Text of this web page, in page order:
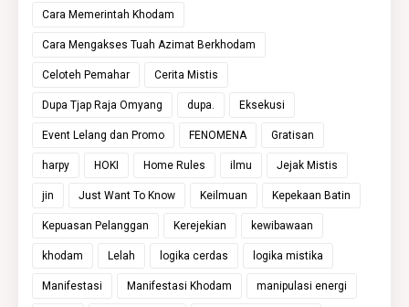
Cara Memerintah Khodam
Cara Mengakses Tuah Azimat Berkhodam
Celoteh Pemahar Cerita Mistis
Dupa Tjap Raja Omyang dupa. Eksekusi
Event Lelang dan Promo FENOMENA Gratisan
harpy HOKI Home Rules ilmu Jejak Mistis
jin Just Want To Know Keilmuan Kepekaan Batin
Kepuasan Pelanggan Kerejekian kewibawaan
khodam Lelah logika cerdas logika mistika
Manifestasi Manifestasi Khodam manipulasi energi